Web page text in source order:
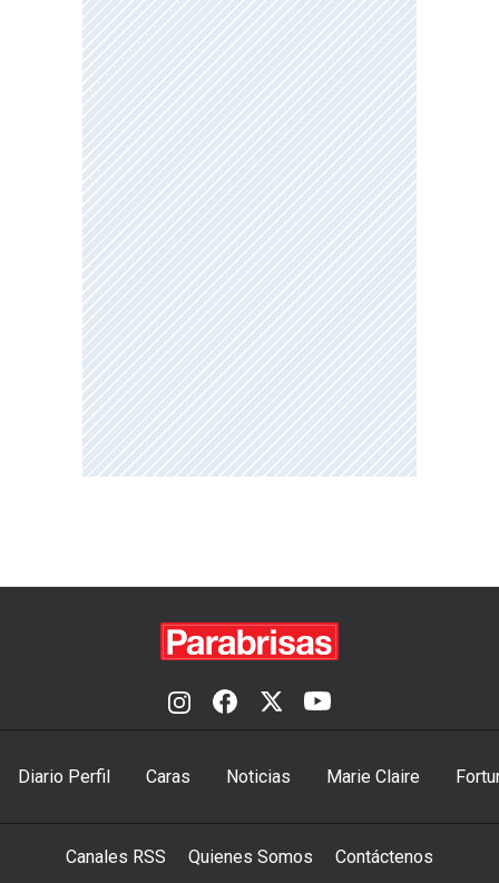
Diario Perfil Caras Noticias Marie Claire
Canales RSS Quienes Somos Contáctenos